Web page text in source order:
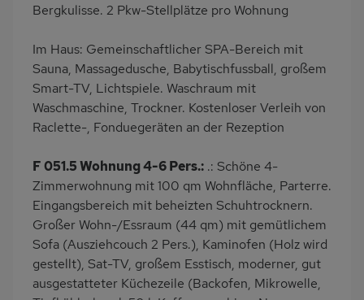
Bergkulisse. 2 Pkw-Stellplätze pro Wohnung
Im Haus: Gemeinschaftlicher SPA-Bereich mit
Sauna, Massagedusche, Babytischfussball, großem
Smart-TV, Lichtspiele. Waschraum mit
Waschmaschine, Trockner. Kostenloser Verleih von
Raclette-, Fonduegeräten an der Rezeption
F 051.5 Wohnung 4-6 Pers.: .: Schöne 4-
Zimmerwohnung mit 100 qm Wohnfläche, Parterre.
Eingangsbereich mit beheizten Schuhtrocknern.
Großer Wohn-/Essraum (44 qm) mit gemütlichem
Sofa (Ausziehcouch 2 Pers.), Kaminofen (Holz wird
gestellt), Sat-TV, großem Esstisch, moderner, gut
ausgestatteter Küchezeile (Backofen, Mikrowelle,